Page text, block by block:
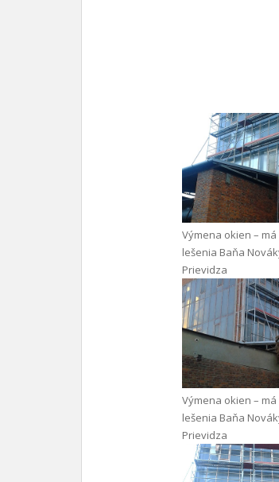
Výmena okien –
lešenia Baňa
Prievidza
Výmena okien –
lešenia Baňa
Prievidza